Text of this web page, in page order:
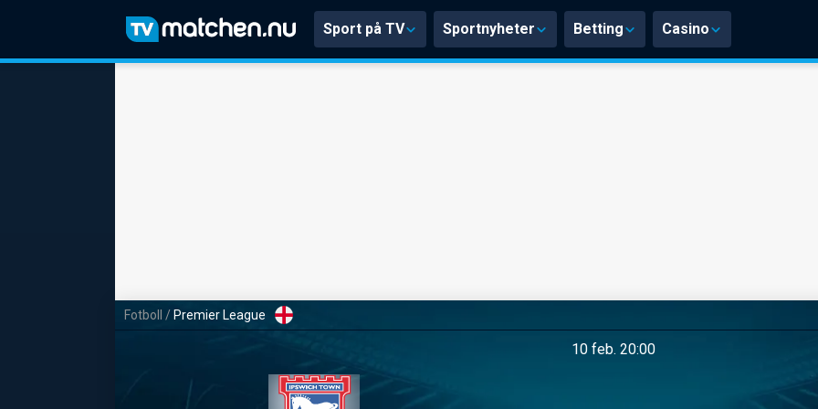
Sport på TV Sportnyheter Betting Casino
Fotboll / Premier League
10 feb. 20:00